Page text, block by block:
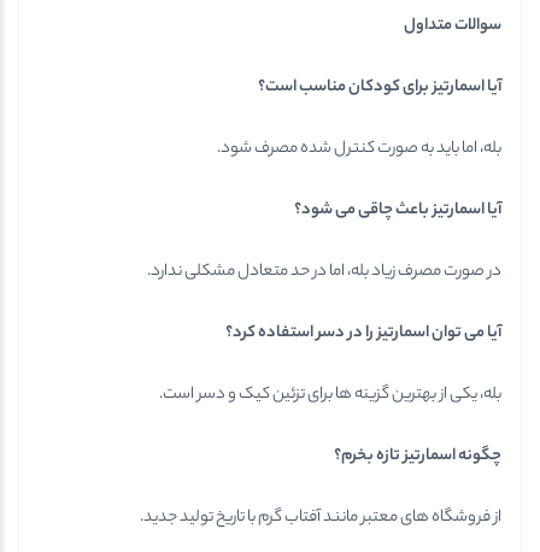
سوالات متداول
آیا اسمارتیز برای کودکان مناسب است؟
بله، اما باید به صورت کنترل شده مصرف شود.
آیا اسمارتیز باعث چاقی می شود؟
در صورت مصرف زیاد بله، اما در حد متعادل مشکلی ندارد.
آیا می توان اسمارتیز را در دسر استفاده کرد؟
بله، یکی از بهترین گزینه ها برای تزئین کیک و دسر است.
چگونه اسمارتیز تازه بخرم؟
از فروشگاه های معتبر مانند آفتاب گرم با تاریخ تولید جدید.